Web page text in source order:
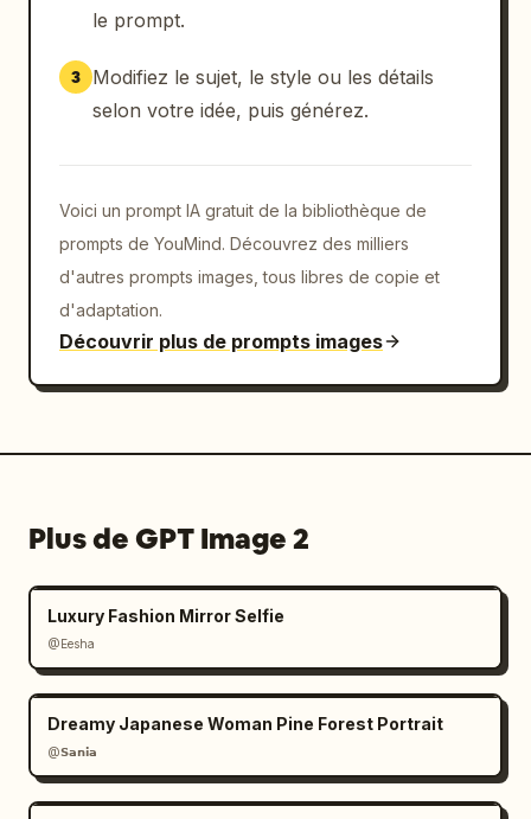
le prompt.
3
Modifiez le sujet, le style ou les détails
selon votre idée, puis générez.
Voici un prompt IA gratuit de la bibliothèque de
prompts de YouMind. Découvrez des milliers
d'autres prompts images, tous libres de copie et
d'adaptation.
Découvrir plus de prompts images
Plus de GPT Image 2
Luxury Fashion Mirror Selfie
@Eesha
Dreamy Japanese Woman Pine Forest Portrait
@𝗦𝗮𝗻𝗶𝗮